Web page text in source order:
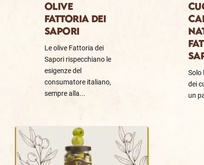
OLIVE
FATTORIA DEI
SAPORI
Le olive Fattoria dei
Sapori rispecchiano le
esigenze del
consumatore italiano,
sempre alla...
Solo
dei
un